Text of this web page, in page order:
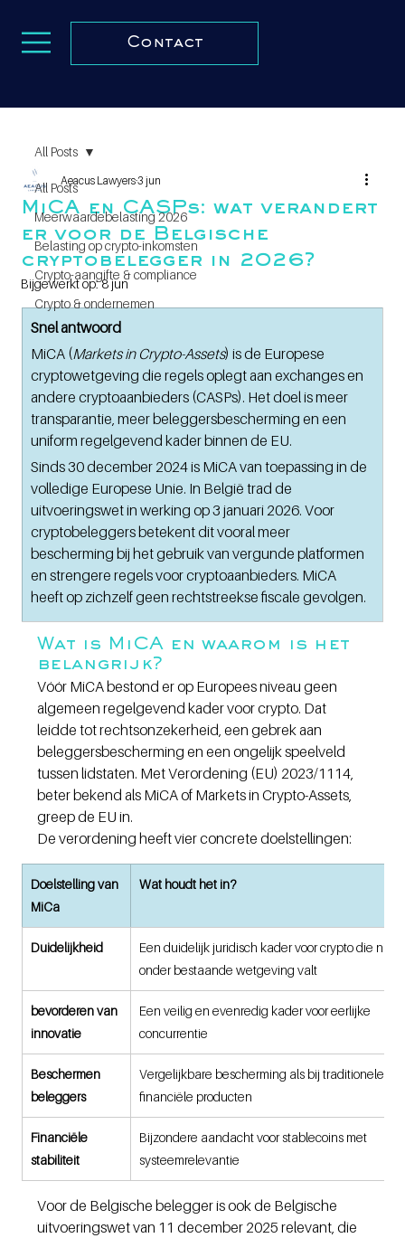
Contact
All Posts
Meerwaardebelasting 2026
Belasting op crypto-inkomsten
Crypto-aangifte & compliance
Crypto & ondernemen
All Posts
MiCA en CASPs: wat verandert
er voor de Belgische
cryptobelegger in 2026?
Aeacus Lawyers3 jun
Bijgewerkt op:8 jun
Snel antwoord
MiCA (Markets in Crypto-Assets) is de Europese
cryptowetgeving die regels oplegt aan exchanges en
andere cryptoaanbieders (CASPs). Het doel is meer
transparantie, meer beleggersbescherming en een
uniform regelgevend kader binnen de EU.
Sinds 30 december 2024 is MiCA van toepassing in de
volledige Europese Unie. In België trad de
uitvoeringswet in werking op 3 januari 2026. Voor
cryptobeleggers betekent dit vooral meer
bescherming bij het gebruik van vergunde platformen
en strengere regels voor cryptoaanbieders. MiCA
heeft op zichzelf geen rechtstreekse fiscale gevolgen.
Wat is MiCA en waarom is het
belangrijk?
Vóór MiCA bestond er op Europees niveau geen
algemeen regelgevend kader voor crypto. Dat
leidde tot rechtsonzekerheid, een gebrek aan
beleggersbescherming en een ongelijk speelveld
tussen lidstaten. Met Verordening (EU) 2023/1114,
beter bekend als MiCA of Markets in Crypto-Assets,
greep de EU in.
De verordening heeft vier concrete doelstellingen:
Doelstelling van
MiCa
Wat houdt het in?
Duidelijkheid
Een duidelijk juridisch kader voor crypto die niet
onder bestaande wetgeving valt
bevorderen van
innovatie
Een veilig en evenredig kader voor eerlijke
concurrentie
Beschermen
beleggers
Vergelijkbare bescherming als bij traditionele
financiële producten
Financiële
stabiliteit
Bijzondere aandacht voor stablecoins met
systeemrelevantie
Voor de Belgische belegger is ook de Belgische
uitvoeringswet van 11 december 2025 relevant, die